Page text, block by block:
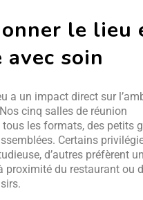
le lieu
soin
a un impact direct sur
cinq salles de réunion
les formats, des petits
Certains
d’autres préfèrent
proximité du restaurant ou